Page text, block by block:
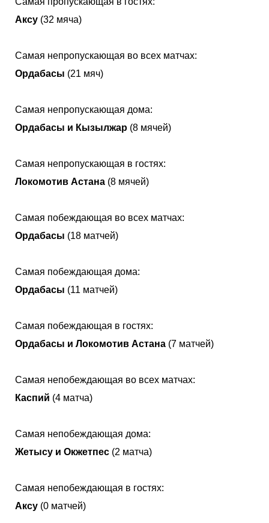
Аксу (32 мяча)
Самая непропускающая во всех матчах:
Ордабасы (21 мяч)
Самая непропускающая дома:
Ордабасы и Кызылжар (8 мячей)
Самая непропускающая в гостях:
Локомотив Астана (8 мячей)
Самая побеждающая во всех матчах:
Ордабасы (18 матчей)
Самая побеждающая дома:
Ордабасы (11 матчей)
Самая побеждающая в гостях:
Ордабасы и Локомотив Астана (7 матчей)
Самая непобеждающая во всех матчах:
Каспий (4 матча)
Самая непобеждающая дома:
Жетысу и Окжетпес (2 матча)
Самая непобеждающая в гостях:
Аксу (0 матчей)